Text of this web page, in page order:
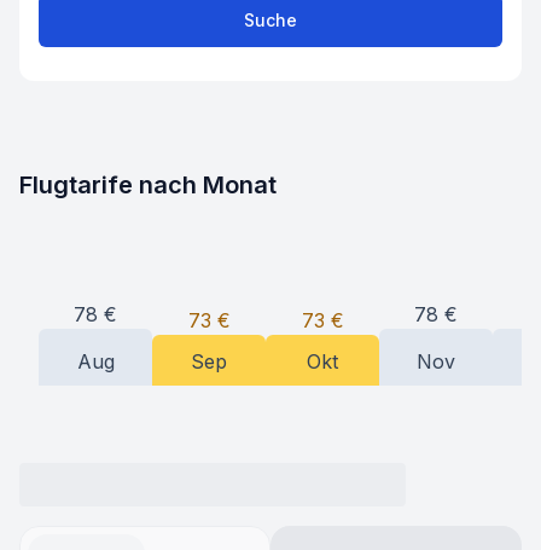
Suche
Flugtarife nach Monat
78 €
Aug
73 €
Sep
73 €
Okt
78 €
Nov